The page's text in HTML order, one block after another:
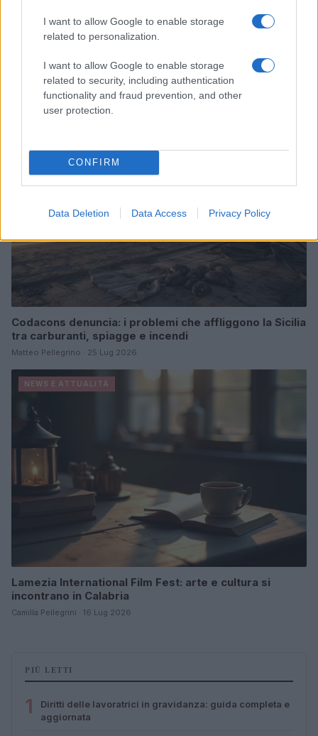
I want to allow Google to enable storage
related to personalization.
I want to allow Google to enable storage
related to security, including authentication
functionality and fraud prevention, and other
user protection.
CONFIRM
Data Deletion Data Access Privacy Policy
ICA Milano presenta mostre, concerti e letture per
l’autunno 2026
Matteo Pellegrino · 6 Ago 2026
Codacons denuncia: i problemi che affliggono la Sicilia
tra carburanti, spiagge e incendi
Matteo Pellegrino · 25 Lug 2026
NEWS E ATTUALITÀ
Lamezia International Film Fest: arte e cultura si
incontrano in Calabria
Camilla Pellegrini · 16 Lug 2026
PIÙ LETTI
1
Diritti delle lavoratrici in gravidanza: guida completa e
aggiornata